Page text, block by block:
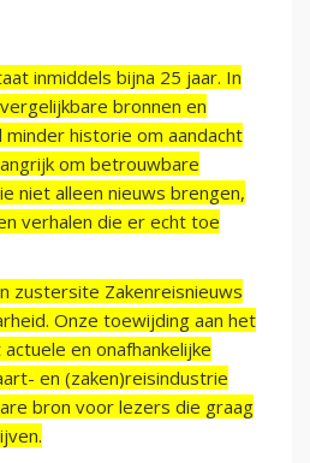
inmiddels bijna 25 jaar. In
bronnen en
historie om aandacht
om betrouwbare
niet alleen nieuws brengen,
verhalen die er echt toe
zustersite Zakenreisnieuws
Onze toewijding aan het
en onafhankelijke
en (zaken)reisindustrie
bron voor lezers die graag